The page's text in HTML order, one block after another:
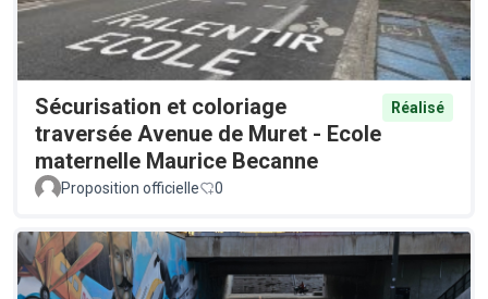
Sécurisation et coloriage
traversée Avenue de Muret - Ecole
maternelle Maurice Becanne
Réalisé
Proposition officielle 0